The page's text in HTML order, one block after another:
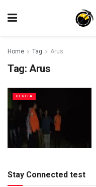
Home Tag Arus
Tag: Arus
BERITA
Stay Connected test